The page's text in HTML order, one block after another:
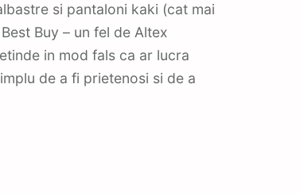
si pantaloni kaki (cat mai
Buy – un fel de Altex
in mod fals ca ar lucra
de a fi prietenosi si de a